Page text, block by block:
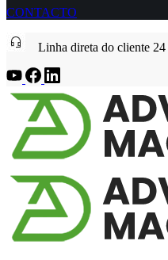
CONTACTO
Linha direta do cliente 24